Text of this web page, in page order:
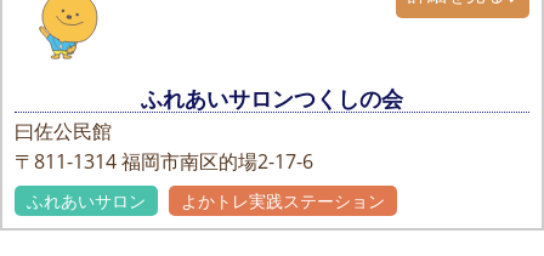
ふれあいサロンつくしの会
曰佐公民館
〒811-1314福岡市南区的場2-17-6
ふれあいサロン よかトレ実践ステーション